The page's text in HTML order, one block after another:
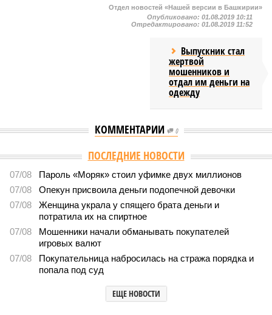
Отдел новостей «Нашей версии в Башкирии»
Опубликовано: 01.08.2019 10:11
Отредактировано: 01.08.2019 11:52
Выпускник стал
жертвой
мошенников и
отдал им деньги на
одежду
КОММЕНТАРИИ 0
ПОСЛЕДНИЕ НОВОСТИ
07/08
Пароль «Моряк» стоил уфимке двух миллионов
07/08
Опекун присвоила деньги подопечной девочки
07/08
Женщина украла у спящего брата деньги и
потратила их на спиртное
07/08
Мошенники начали обманывать покупателей
игровых валют
07/08
Покупательница набросилась на стража порядка и
попала под суд
ЕЩЕ НОВОСТИ